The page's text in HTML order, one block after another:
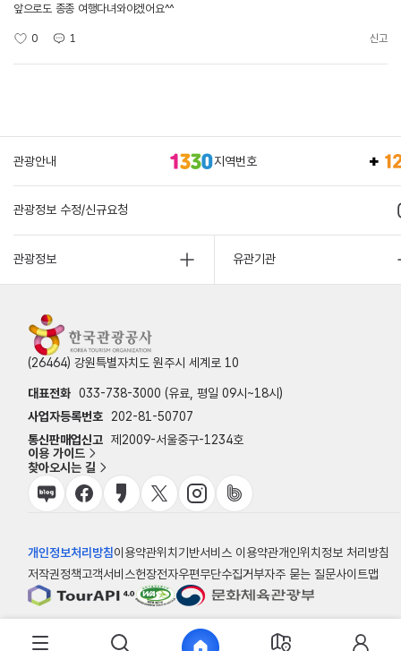
앞으로도 종종 여행다녀와야겠어요^^
0 1 신고
관광안내 지역번호
관광정보 수정/신규요청
관광정보 유관기관
(26464) 강원특별자치도 원주시 세계로 10
대표전화 033-738-3000 (유료, 평일 09시~18시)
사업자등록번호
202-81-50707
통신판매업신고 제2009-서울중구-1234호
이용 가이드
찾아오시는 길
개인정보처리방침이용약관위치기반서비스 이용약관개인위치정보 처리방침
저작권정책고객서비스헌장전자우편무단수집거부자주 묻는 질문사이트맵
© 한국관광공사